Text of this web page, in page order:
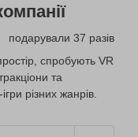
подарували 37 разів
спробують VR
та
різних жанрів.